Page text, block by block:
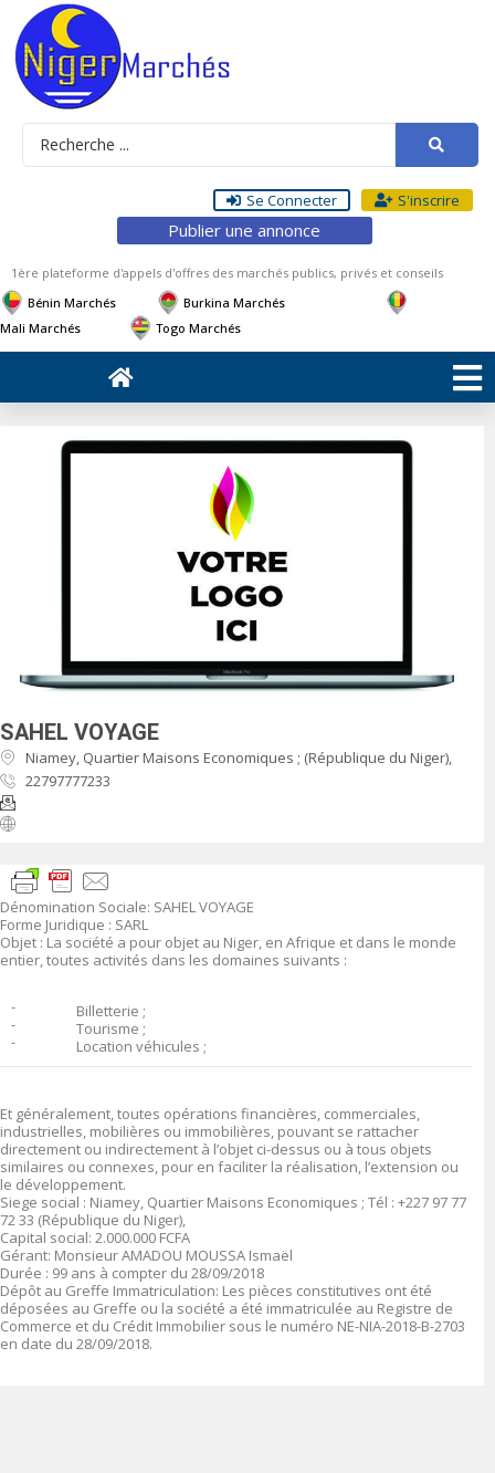
Se Connecter S'inscrire
Publier une annonce
1ère plateforme d'appels d'offres des marchés publics, privés et conseils
Bénin Marchés
Burkina Marchés
Mali Marchés
Togo Marchés
SAHEL VOYAGE
Niamey, Quartier Maisons Economiques ; (République du Niger),
22797777233
Dénomination Sociale: SAHEL VOYAGE
Forme Juridique : SARL
Objet : La société a pour objet au Niger, en Afrique et dans le monde
entier, toutes activités dans les domaines suivants :
־
־
־
Billetterie ;
Tourisme ;
Location véhicules ;
Et généralement, toutes opérations financières, commerciales,
industrielles, mobilières ou immobilières, pouvant se rattacher
directement ou indirectement à l’objet ci-dessus ou à tous objets
similaires ou connexes, pour en faciliter la réalisation, l’extension ou
le développement.
Siege social : Niamey, Quartier Maisons Economiques ; Tél : +227 97 77
72 33 (République du Niger),
Capital social: 2.000.000 FCFA
Gérant: Monsieur AMADOU MOUSSA Ismaël
Durée : 99 ans à compter du 28/09/2018
Dépôt au Greffe Immatriculation: Les pièces constitutives ont été
déposées au Greffe ou la société a été immatriculée au Registre de
Commerce et du Crédit Immobilier sous le numéro NE-NIA-2018-B-2703
en date du 28/09/2018.